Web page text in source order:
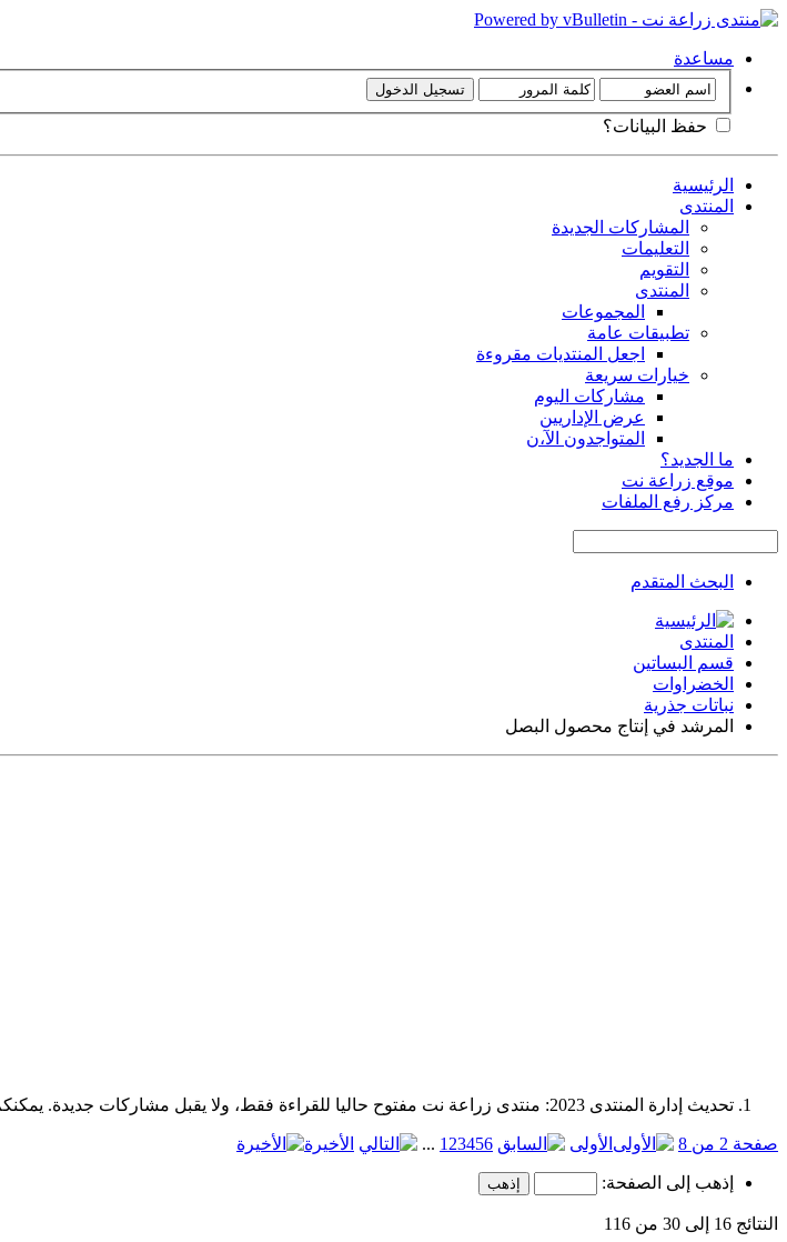
مساعدة
حفظ البيانات؟
الرئيسية
المنتدى
المشاركات الجديدة
التعليمات
التقويم
المنتدى
المجموعات
تطبيقات عامة
اجعل المنتديات مقروءة
خيارات سريعة
مشاركات اليوم
عرض الإداريين
المتواجدون الآ،ن
ما الجديد؟
موقع زراعة نت
مركز رفع الملفات
البحث المتقدم
المنتدى
قسم البساتين
الخضراوات
نباتات جذرية
المرشد في إنتاج محصول البصل
تحديث إدارة المنتدى 2023: منتدى زراعة نت مفتوح حاليا للقراءة فقط، ولا يقبل مشاركات جديدة. يمكنكم استخدام الشريط الظاهر أعلاه للبحث في كافة مواضيع المدوّنة والمنتدى.
صفحة 2 من 8 الأولى 1 23456
... الأخيرة
إذهب إلى الصفحة:
النتائج 16 إلى 30 من 116